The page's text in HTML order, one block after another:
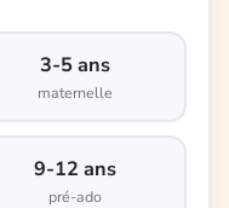
3-5 ans
maternelle
9-12 ans
pré-ado